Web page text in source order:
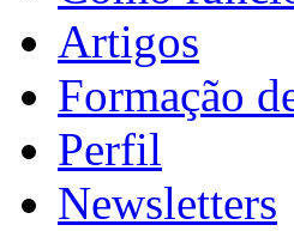
Artigos
Formação
Perfil
Newsletters